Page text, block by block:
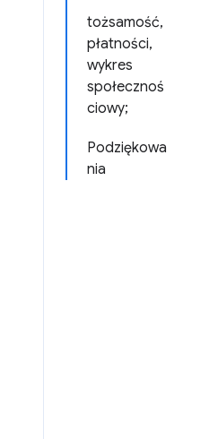
tożsamość,
płatności,
wykres
społecznoś
ciowy;
Podziękowa
nia